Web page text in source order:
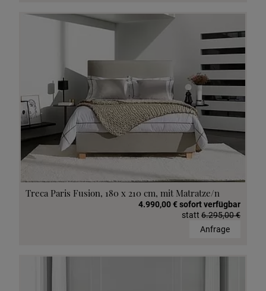
Treca Paris Fusion, 180 x 210 cm, mit Matratze/n
4.990,00 € sofort verfügbar
statt 6.295,00 €
Anfrage